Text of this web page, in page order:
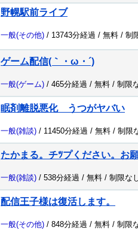
野幌駅前ライブ
一般(その他) / 13743分経過 / 無料 / 制
ゲーム配信(｀・ω・´)
一般(ゲーム) / 465分経過 / 無料 / 制限
眠剤離脱悪化 うつがヤバい
一般(雑談) / 11450分経過 / 無料 / 制限
たかまる。チﾂプください。お
一般(雑談) / 538分経過 / 無料 / 制限な
配信王子様は復活します。
一般(その他) / 848分経過 / 無料 / 制限